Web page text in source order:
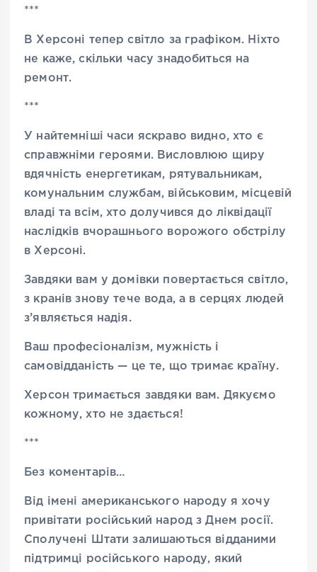
***
В Херсоні тепер світло за графіком. Ніхто
не каже, скільки часу знадобиться на
ремонт.
***
У найтемніші часи яскраво видно, хто є
справжніми героями. Висловлюю щиру
вдячність енергетикам, рятувальникам,
комунальним службам, військовим, місцевій
владі та всім, хто долучився до ліквідації
наслідків вчорашнього ворожого обстрілу
в Херсоні.
Завдяки вам у домівки повертається світло,
з кранів знову тече вода, а в серцях людей
з’являється надія.
Ваш професіоналізм, мужність і
самовідданість — це те, що тримає країну.
Херсон тримається завдяки вам. Дякуємо
кожному, хто не здається!
***
Без коментарів…
Від імені американського народу я хочу
привітати російський народ з Днем росії.
Сполучені Штати залишаються відданими
підтримці російського народу, який